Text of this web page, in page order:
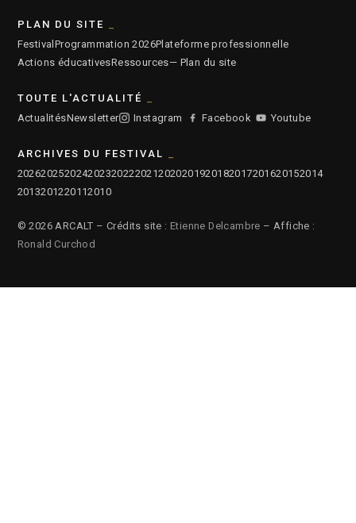
PLAN DU SITE
Festival Programmation 2026Plateforme professionnelle
Actions éducativesRessources— Plan du site
TOUTE L'ACTUALITÉ
ActualitésNewsletter Instagram Facebook Youtube
ARCHIVES DU FESTIVAL
2026202520242023202220212020201920182017201620152014
2013201220112010
© 2026 ARCALT – Crédits site : Etienne Delcambre – Affiche :
Ronald Curchod